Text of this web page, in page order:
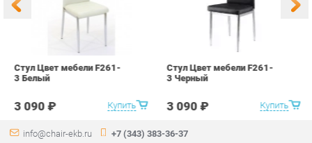
info@chair-ekb.ru +7 (343) 383-36-37
Стулья
Кресла
Аксессуары
ИНФОРМАЦИЯ
О проекте
Дизайн
Доставка и Оплата
ГОРОДА
Весь мир